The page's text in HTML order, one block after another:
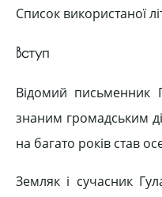
Список використаної
Вступ
Відомий письменник
знаним громадським
на багато років став
Земляк і сучасник